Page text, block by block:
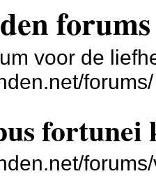
forums
voor de
forums/
fortunei